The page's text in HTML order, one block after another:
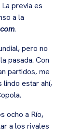
previa es
a la
.
pero no
pasada. Con
partidos, me
lindo estar ahí,
ocho a Río,
a los rivales